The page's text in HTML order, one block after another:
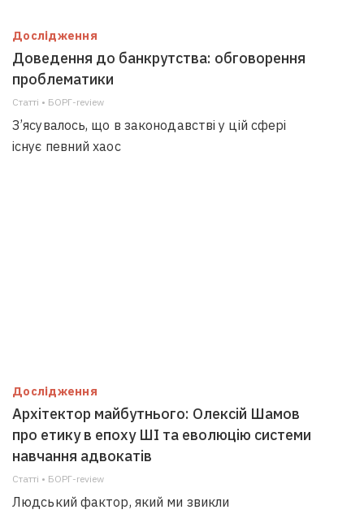
Дослідження
Доведення до банкрутства: обговорення
проблематики
Статті • БОРГ-review
З’ясувалось, що в законодавстві у цій сфері
існує певний хаос
Дослідження
Архітектор майбутнього: Олексій Шамов
про етику в епоху ШІ та еволюцію системи
навчання адвокатів
Статті • БОРГ-review
Людський фактор, який ми звикли